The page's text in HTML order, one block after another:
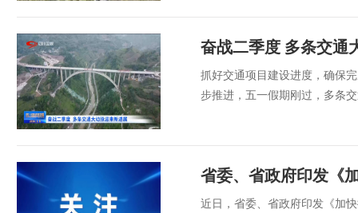
奋战二季度 多条交通
抓好交通项目建设进度，确保
步推进，五一假期刚过，多条
省委、省政府印发《
近日，省委、省政府印发《加